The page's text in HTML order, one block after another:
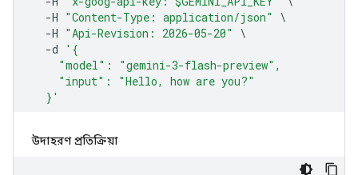
উদাহরণ প্রতিক্রিয়া